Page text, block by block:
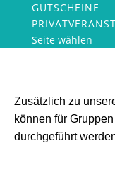
GUTSCHEINE
Seite wählen
Zusätzlich zu
können für
durchgeführt